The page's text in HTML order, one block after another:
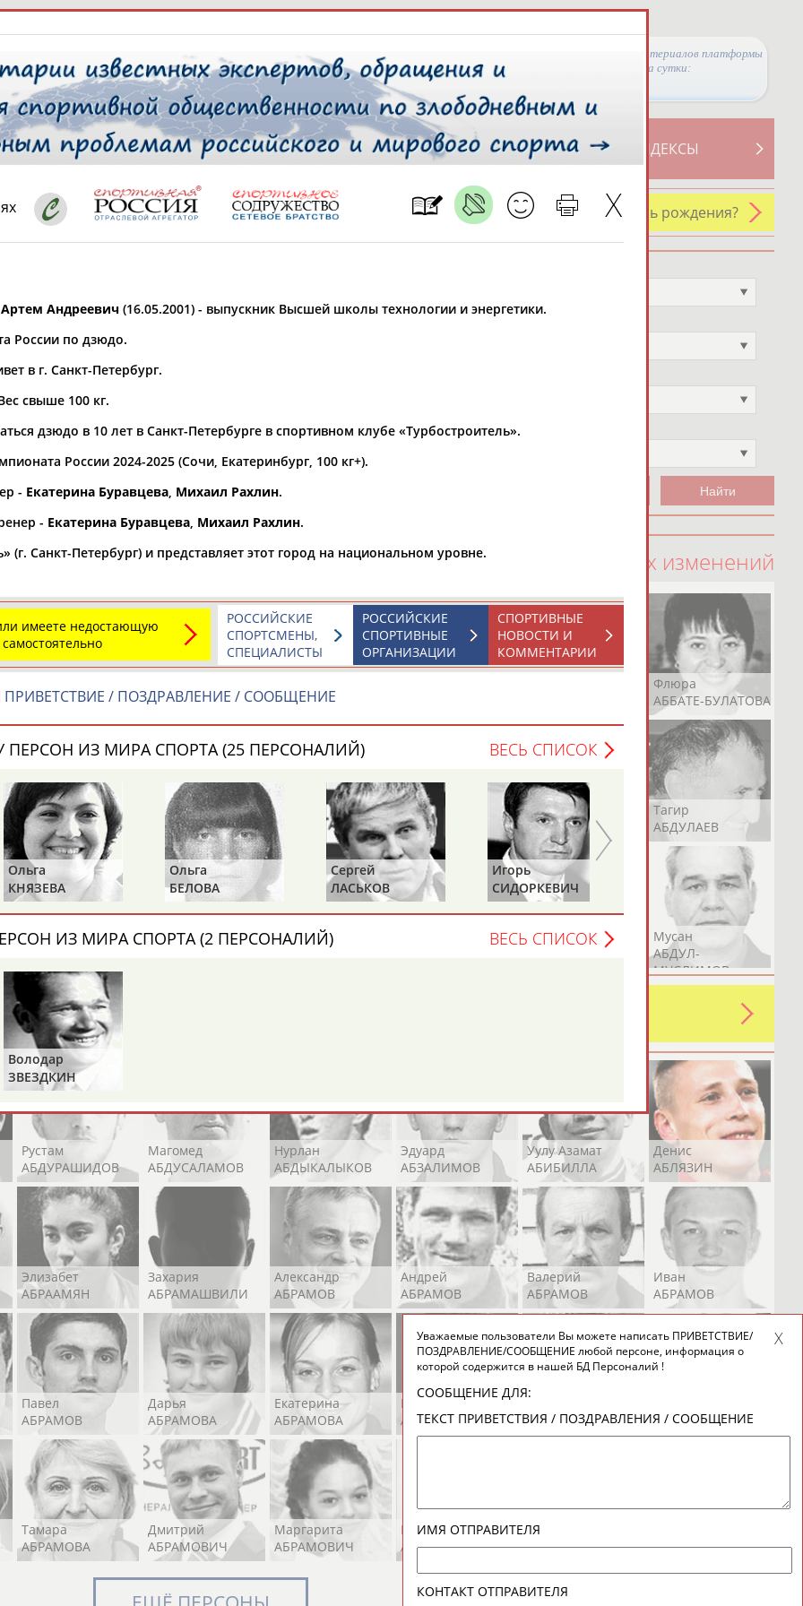
Просмотры материалов платформы
за сутки:
СВОДНЫЕ ИНДЕКСЫ
ТАБЛО АКТИВНОСТИ
РЕСУРСНАЯ ПЛОЩАДКА
У кого сегодня день рождения?
* для действующих спортсменов
проживания
рождения
мм год чч год
Чемпион
100 последних изменений
АБАЛАКИНА
АБАРЕНОВ
АБАСОВА
Флюра
АББАТЕ-БУЛАТОВА
Каримжан
АБДРАХМАНОВ
Аделя
АБДРАХМАНОВА
Андрей
АБДУВАЛИЕВ
Герман
АБДУЛАЕВ
Рамазан
АБДУЛАЕВ
Тагир
АБДУЛАЕВ
Абдула
Магомед
АБДУЛКАГИРОВ
Назир
АБДУЛЛАЕВ
Эмиль
Мусан
АБДУЛ-
МУСЛИМОВ
спортсмене, тренере, специалисте или исправить какую-либо ошибку в уже
Герои спорта - это одни из главных патриотов своей страны!
Рустам
АБДУРАШИДОВ
Магомед
АБДУСАЛАМОВ
Нурлан
АБДЫКАЛЫКОВ
Эдуард
АБЗАЛИМОВ
Уулу Азамат
АБИБИЛЛА
Денис
АБЛЯЗИН
Элизабет
АБРААМЯН
Захария
АБРАМАШВИЛИ
Александр
АБРАМОВ
Андрей
АБРАМОВ
Валерий
АБРАМОВ
Иван
АБРАМОВ
Павел
АБРАМОВ
Дарья
АБРАМОВА
Екатерина
АБРАМОВА
Екатерина
АБРАМОВА
Ирина
АБРАМОВА
АБРАМОВА
Тамара
АБРАМОВА
Дмитрий
АБРАМОВИЧ
Маргарита
АБРАМОВИЧ
Иракли
АБРАМЯН
Осеп
АБРАМЯН
АБРАРОВ
Андреевич (16.05.2001) - выпускник Высшей школы технологии и энергетики.
России по дзюдо.
в г. Санкт-Петербург.
свыше 100 кг.
дзюдо в 10 лет в Санкт-Петербурге в спортивном клубе «Турбостроитель».
России 2024-2025 (Сочи, Екатеринбург, 100 кг+).
- Екатерина Буравцева Михаил Рахлин.
- Екатерина Буравцева Михаил Рахлин.
(г. Санкт-Петербург) и представляет этот город на национальном уровне.
имеете недостающую
СПОРТИВНЫЕ
НОВОСТИ И
КОММЕНТАРИИ
РОССИЙСКИЕ
СПОРТИВНЫЕ
ОРГАНИЗАЦИИ
РОССИЙСКИЕ
СПОРТСМЕНЫ,
СПЕЦИАЛИСТЫ
ПРИВЕТСТВИЕ / ПОЗДРАВЛЕНИЕ / СООБЩЕНИЕ
ПЕРСОН ИЗ МИРА СПОРТА (25 ПЕРСОНАЛИЙ) ВЕСЬ СПИСОК
Ольга
КНЯЗЕВА
Ольга
БЕЛОВА
Сергей
ЛАСЬКОВ
Игорь
СИДОРКЕВИЧ
Алексей
ВОЕВОДИН
ИЗ МИРА СПОРТА (2 ПЕРСОНАЛИЙ) ВЕСЬ СПИСОК
Володар
ЗВЕЗДКИН
Уважаемые пользователи Вы можете написать ПРИВЕТСТВИЕ/
ПОЗДРАВЛЕНИЕ/СООБЩЕНИЕ любой персоне, информация о
которой содержится в нашей БД Персоналий !
СООБЩЕНИЕ ДЛЯ:
ТЕКСТ ПРИВЕТСТВИЯ / ПОЗДРАВЛЕНИЯ / СООБЩЕНИЕ
ИМЯ ОТПРАВИТЕЛЯ
КОНТАКТ ОТПРАВИТЕЛЯ